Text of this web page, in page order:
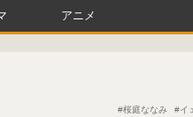
アニメ
桜庭ななみ イ